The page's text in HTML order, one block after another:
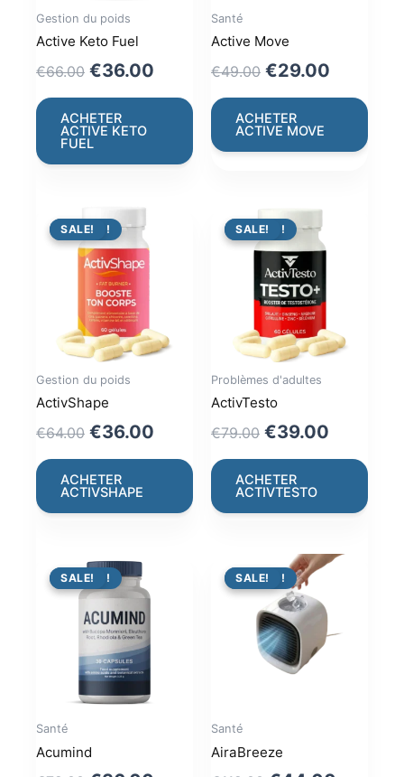
Gestion du poids
Active Keto Fuel
€66.00 Original
price
was:
€66.00.
€36.00 Current
price
€36.00.
ACHETER
ACTIVE KETO
FUEL
Santé
Active Move
€49.00 Original
price
was:
€49.00.
€29.00
price
€29.00.
ACHETER
ACTIVE MOVE
PROMO !
SALE!
Gestion du poids
ActivShape
€64.00 Original
price
was:
€64.00.
€36.00 Current
price
€36.00.
ACHETER
ACTIVSHAPE
PROMO !
SALE!
Problèmes d'adultes
ActivTesto
€79.00 Original
price
was:
€79.00.
€39.00
price
€39.00.
ACHETER
ACTIVTESTO
PROMO !
SALE!
Santé
Acumind
PROMO !
SALE!
Santé
AiraBreeze